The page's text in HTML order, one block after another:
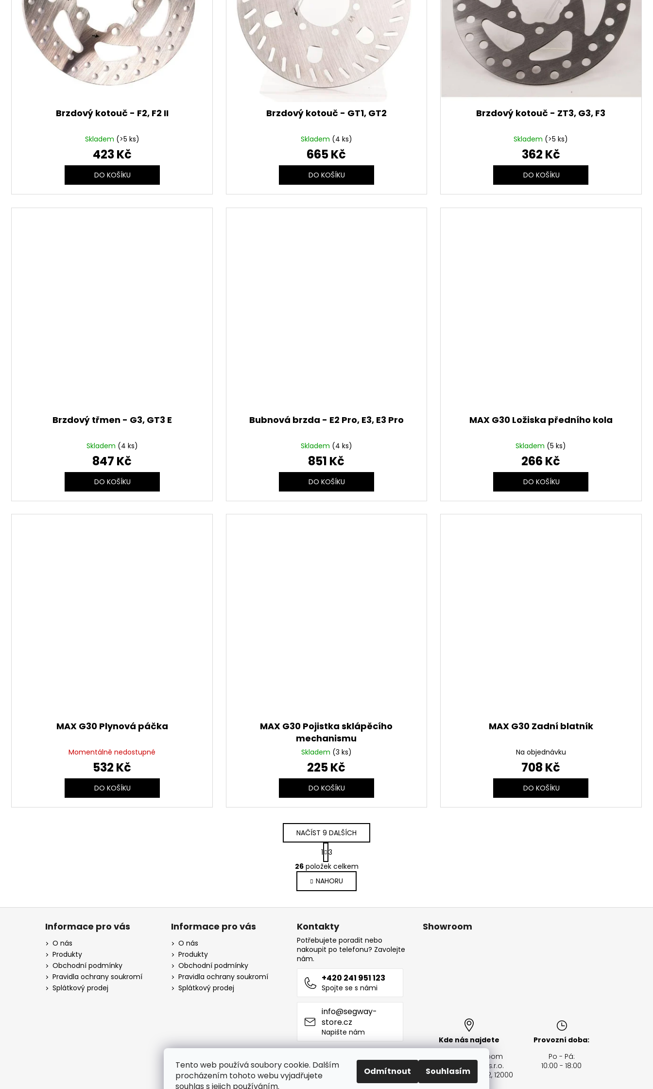
Tento web používá soubory cookie. Dalším
procházením tohoto webu vyjadřujete
souhlas s jejich používáním.
Odmítnout Souhlasím
Brzdový kotouč - F2, F2 II
Skladem (>5 ks)
423 Kč
DO KOŠÍKU
Brzdový kotouč - GT1, GT2
Skladem (4 ks)
665 Kč
DO KOŠÍKU
Brzdový kotouč - ZT3, G3, F3
Skladem (>5 ks)
362 Kč
DO KOŠÍKU
Brzdový třmen - G3, GT3 E
Skladem (4 ks)
847 Kč
DO KOŠÍKU
Bubnová brzda - E2 Pro, E3, E3 Pro
Skladem (4 ks)
851 Kč
DO KOŠÍKU
MAX G30 Ložiska předního kola
Skladem (5 ks)
266 Kč
DO KOŠÍKU
MAX G30 Plynová páčka
Momentálně nedostupné
532 Kč
DO KOŠÍKU
MAX G30 Pojistka sklápěcího
mechanismu
Skladem (3 ks)
225 Kč
DO KOŠÍKU
MAX G30 Zadní blatník
Na objednávku
708 Kč
DO KOŠÍKU
O
v
l
á
d
c
í
p
r
v
k
y
v
ý
p
i
s
NAČÍST 9 DALŠÍCH
S
t
r
á
n
k
v
á
n
í
1 3
26položek celkem
NAHORU
Informace pro vás
O nás
Produkty
Obchodní podmínky
Pravidla ochrany soukromí
Splátkový prodej
Informace pro vás
O nás
Produkty
Obchodní podmínky
Pravidla ochrany soukromí
Splátkový prodej
Kontakty
Potřebujete poradit nebo
nakoupit po telefonu? Zavolejte
nám.
+420 241 951 123
Spojte se s námi
info@segway-
store.cz
Napište nám
Showroom
Kde nás najdete
Segway showroom
GSI distribution s.r.o.
Plavecká 2, Praha 2, 12000
Provozní doba:
Po - Pá:
10:00 - 18:00